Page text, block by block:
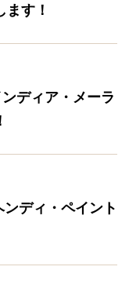
す！
ディア・メーラ
ディ・ペイント